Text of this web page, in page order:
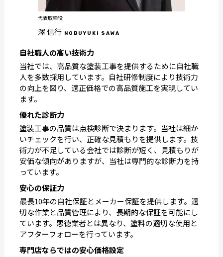
代表取締役
澤 信行 NOBUYUKI SAWA
自社職人の高い技術力
当社では、高品質な塗装工事を提供するために自社職
人を多数採用しています。自社研修制度により技術力
の向上を図り、適正価格での高品質施工を実現してい
ます。
優れた診断力
塗装工事の品質は点検診断で決まります。当社は細か
いチェックを行い、正確な見積もりを提供します。技
術力が不足している会社では診断が短く、見積もりが
安価な傾向がありますが、当社は専門的な診断力を持
っています。
安心の保証力
最長10年の自社保証とメーカー保証を提供します。適
切な作業と品質管理により、長期的な保証を可能にし
ています。悪徳業者とは異なり、塗料の適切な使用と
アフターフォローを行っています。
専門店ならではの安心価格設定